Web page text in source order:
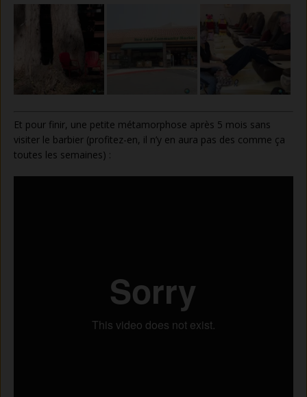
Et pour finir, une petite métamorphose après 5 mois sans
visiter le barbier (profitez-en, il n’y en aura pas des comme ça
toutes les semaines) :